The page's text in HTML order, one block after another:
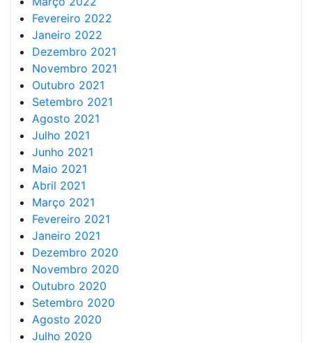
Fevereiro 2022
Janeiro 2022
Dezembro 2021
Novembro 2021
Outubro 2021
Setembro 2021
Agosto 2021
Julho 2021
Junho 2021
Maio 2021
Abril 2021
Março 2021
Fevereiro 2021
Janeiro 2021
Dezembro 2020
Novembro 2020
Outubro 2020
Setembro 2020
Agosto 2020
Julho 2020